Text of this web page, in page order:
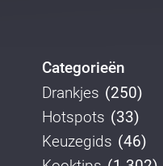
Categorieën
Drankjes (250)
Hotspots (33)
Keuzegids (46)